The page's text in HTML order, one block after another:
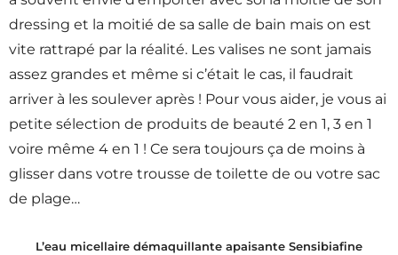
dressing et la moitié de sa salle de bain mais on est
vite rattrapé par la réalité. Les valises ne sont jamais
assez grandes et même si c’était le cas, il faudrait
arriver à les soulever après ! Pour vous aider, je vous ai
petite sélection de produits de beauté 2 en 1, 3 en 1
voire même 4 en 1 ! Ce sera toujours ça de moins à
glisser dans votre trousse de toilette de ou votre sac
de plage…
L’eau micellaire démaquillante apaisante Sensibiafine